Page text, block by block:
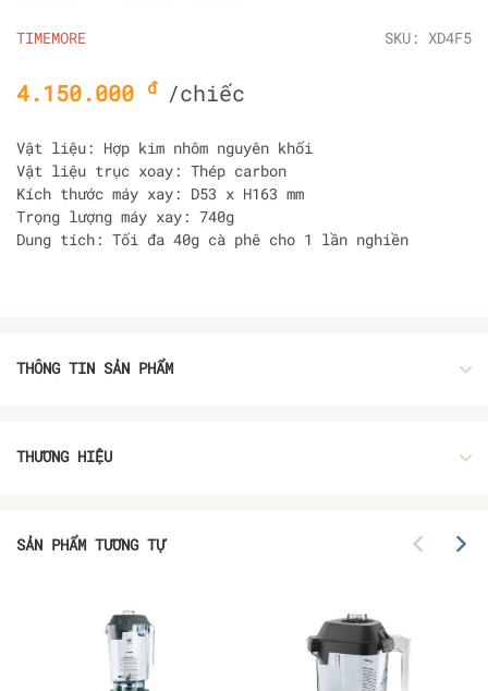
TIMEMORE SKU: XD4F5
4.150.000 đ /chiếc
Vật liệu: Hợp kim nhôm nguyên khối
Vật liệu trục xoay: Thép carbon
Kích thước máy xay: D53 x H163 mm
Trọng lượng máy xay: 740g
Dung tích: Tối đa 40g cà phê cho 1 lần nghiền
THÔNG TIN SẢN PHẨM
THƯƠNG HIỆU
SẢN PHẨM TƯƠNG TỰ